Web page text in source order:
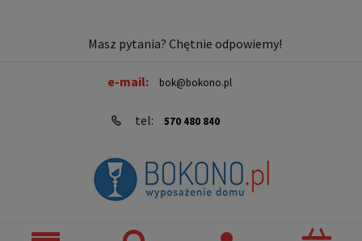
Masz pytania? Chętnie odpowiemy!
e-mail: bok@bokono.pl
tel: 570 480 840